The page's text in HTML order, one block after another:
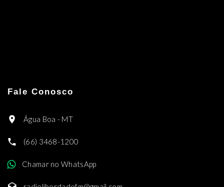
Fale Conosco
Água Boa - MT
(66) 3468-1200
Chamar no WhatsApp